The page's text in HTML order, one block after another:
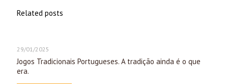
Related posts
29/01/2025
Jogos Tradicionais Portugueses. A tradição ainda é o que
era.